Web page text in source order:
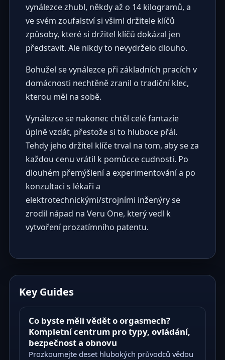
vynálezce zhubl, někdy až o 14 kilogramů, a
ve svém zoufalství si všiml držitele klíčů
způsoby, které si držitel klíčů dokázal jen
představit. Ale nikdy to nevydrželo dlouho.
Bohužel se vynálezce při základních pracích v
domácnosti nechtěně zranil o tradiční klec,
kterou měl na sobě.
Vynálezce se nakonec chtěl celé fantazie
úplně vzdát, přestože si to hluboce přál.
Tehdy jeho držitel klíče trval na tom, aby se za
každou cenu vrátil k pomůcce cudnosti. Po
dlouhém přemýšlení a experimentování a po
konzultaci s lékaři a
elektrotechnickými/strojními inženýry se
zrodil nápad na Veru One, který vedl k
vytvoření prozatímního patentu.
Key Guides
Co byste měli vědět o orgasmech?
Kompletní centrum pro typy, ovládání,
bezpečnost a obnovu
Prozkoumejte deset hlubokých průvodců vědou